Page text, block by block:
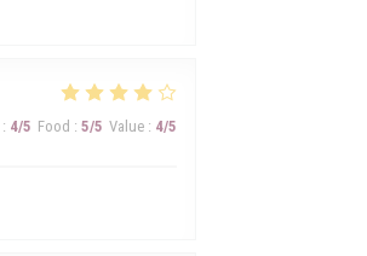
: 4/5 Food : 5/5 Value : 4/5